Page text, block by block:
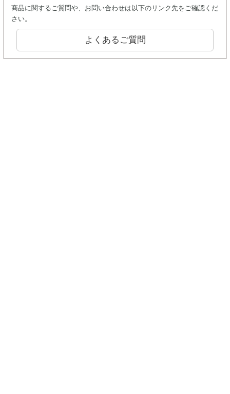
商品に関するご質問や、お問い合わせは以下のリンク先をご確認くだ
さい。
よくあるご質問